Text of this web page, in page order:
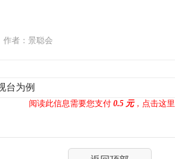
作者：景聪会
台为例
阅读此信息需要您支付 0.5 元，点击这